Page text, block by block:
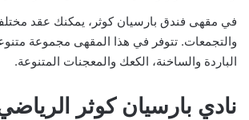
في مقهى فندق بارسيان كوثر، يمكنك عقد
والتجمعات. تتوفر في هذا المقهى مجموعة
الباردة والساخنة، الكعك والمعجنات المتنوعة.
نادي بارسيان كوثر